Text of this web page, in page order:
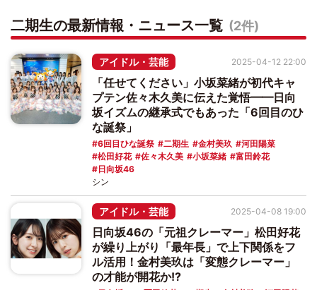
二期生の最新情報・ニュース一覧 (2件)
アイドル・芸能
「任せてください」小坂菜緒が初代キャ
プテン佐々木久美に伝えた覚悟━━日向
坂イズムの継承式でもあった「6回目のひ
な誕祭」
6回目ひな誕祭 二期生 金村美玖
河田陽菜
松田好花
佐々木久美 小坂菜緒
富田鈴花
日向坂46
2025-04-12 22:00
シン
アイドル・芸能
日向坂46の「元祖クレーマー」松田好花
が繰り上がり「最年長」で上下関係をフ
ル活用！金村美玖は「変態クレーマー」
の才能が開花か!?
2025-04-08 19:00